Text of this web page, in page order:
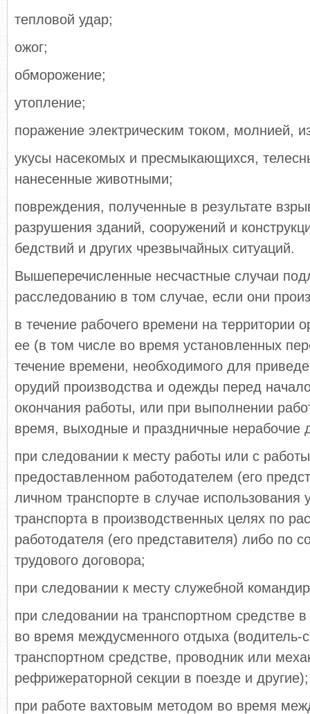
тепловой удар;
ожог;
обморожение;
утопление;
поражение электрическим током, молнией,
укусы насекомых и пресмыкающихся,
нанесенные животными;
повреждения, полученные в результате
разрушения зданий, сооружений и
бедствий и других чрезвычайных ситуаций.
Вышеперечисленные несчастные случаи
расследованию в том случае, если они
в течение рабочего времени на территории
ее (в том числе во время установленных
течение времени, необходимого для
орудий производства и одежды перед
окончания работы, или при выполнении
время, выходные и праздничные нерабочие
при следовании к месту работы или с
предоставленном работодателем (его
личном транспорте в случае использования
транспорта в производственных целях по
работодателя (его представителя) либо по
трудового договора;
при следовании к месту служебной
при следовании на транспортном средстве
во время междусменного отдыха (водитель-
транспортном средстве, проводник или
рефрижераторной секции в поезде и другие);
при работе вахтовым методом во время